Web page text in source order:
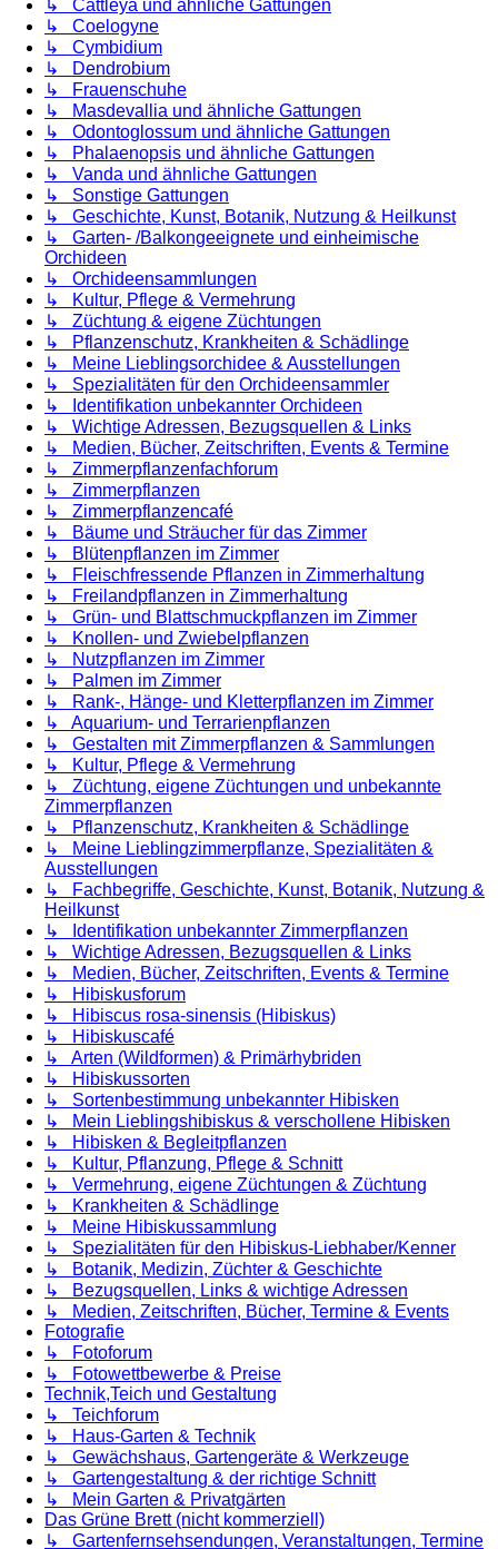
↳ Cattleya und ähnliche Gattungen
↳ Coelogyne
↳ Cymbidium
↳ Dendrobium
↳ Frauenschuhe
↳ Masdevallia und ähnliche Gattungen
↳ Odontoglossum und ähnliche Gattungen
↳ Phalaenopsis und ähnliche Gattungen
↳ Vanda und ähnliche Gattungen
↳ Sonstige Gattungen
↳ Geschichte, Kunst, Botanik, Nutzung & Heilkunst
↳ Garten- /Balkongeeignete und einheimische
Orchideen
↳ Orchideensammlungen
↳ Kultur, Pflege & Vermehrung
↳ Züchtung & eigene Züchtungen
↳ Pflanzenschutz, Krankheiten & Schädlinge
↳ Meine Lieblingsorchidee & Ausstellungen
↳ Spezialitäten für den Orchideensammler
↳ Identifikation unbekannter Orchideen
↳ Wichtige Adressen, Bezugsquellen & Links
↳ Medien, Bücher, Zeitschriften, Events & Termine
↳ Zimmerpflanzenfachforum
↳ Zimmerpflanzen
↳ Zimmerpflanzencafé
↳ Bäume und Sträucher für das Zimmer
↳ Blütenpflanzen im Zimmer
↳ Fleischfressende Pflanzen in Zimmerhaltung
↳ Freilandpflanzen in Zimmerhaltung
↳ Grün- und Blattschmuckpflanzen im Zimmer
↳ Knollen- und Zwiebelpflanzen
↳ Nutzpflanzen im Zimmer
↳ Palmen im Zimmer
↳ Rank-, Hänge- und Kletterpflanzen im Zimmer
↳ Aquarium- und Terrarienpflanzen
↳ Gestalten mit Zimmerpflanzen & Sammlungen
↳ Kultur, Pflege & Vermehrung
↳ Züchtung, eigene Züchtungen und unbekannte
Zimmerpflanzen
↳ Pflanzenschutz, Krankheiten & Schädlinge
↳ Meine Lieblingzimmerpflanze, Spezialitäten &
Ausstellungen
↳ Fachbegriffe, Geschichte, Kunst, Botanik, Nutzung &
Heilkunst
↳ Identifikation unbekannter Zimmerpflanzen
↳ Wichtige Adressen, Bezugsquellen & Links
↳ Medien, Bücher, Zeitschriften, Events & Termine
↳ Hibiskusforum
↳ Hibiscus rosa-sinensis (Hibiskus)
↳ Hibiskuscafé
↳ Arten (Wildformen) & Primärhybriden
↳ Hibiskussorten
↳ Sortenbestimmung unbekannter Hibisken
↳ Mein Lieblingshibiskus & verschollene Hibisken
↳ Hibisken & Begleitpflanzen
↳ Kultur, Pflanzung, Pflege & Schnitt
↳ Vermehrung, eigene Züchtungen & Züchtung
↳ Krankheiten & Schädlinge
↳ Meine Hibiskussammlung
↳ Spezialitäten für den Hibiskus-Liebhaber/Kenner
↳ Botanik, Medizin, Züchter & Geschichte
↳ Bezugsquellen, Links & wichtige Adressen
↳ Medien, Zeitschriften, Bücher, Termine & Events
Fotografie
↳ Fotoforum
↳ Fotowettbewerbe & Preise
Technik,Teich und Gestaltung
↳ Teichforum
↳ Haus-Garten & Technik
↳ Gewächshaus, Gartengeräte & Werkzeuge
↳ Gartengestaltung & der richtige Schnitt
↳ Mein Garten & Privatgärten
Das Grüne Brett (nicht kommerziell)
↳ Gartenfernsehsendungen, Veranstaltungen, Termine